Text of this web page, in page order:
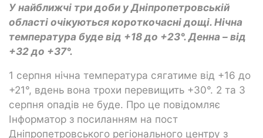
У найближчі три доби у Дніпропетровській
області очікуються короткочасні дощі. Нічна
температура буде від +18 до +23°. Денна – від
+32 до +37°.
1 серпня нічна температура сягатиме від +16 до
+21°, вдень вона трохи перевищить +30°. 2 та 3
серпня опадів не буде. Про це повідомляє
Інформатор з посиланням на пост
Дніпропетровського регіонального центру з